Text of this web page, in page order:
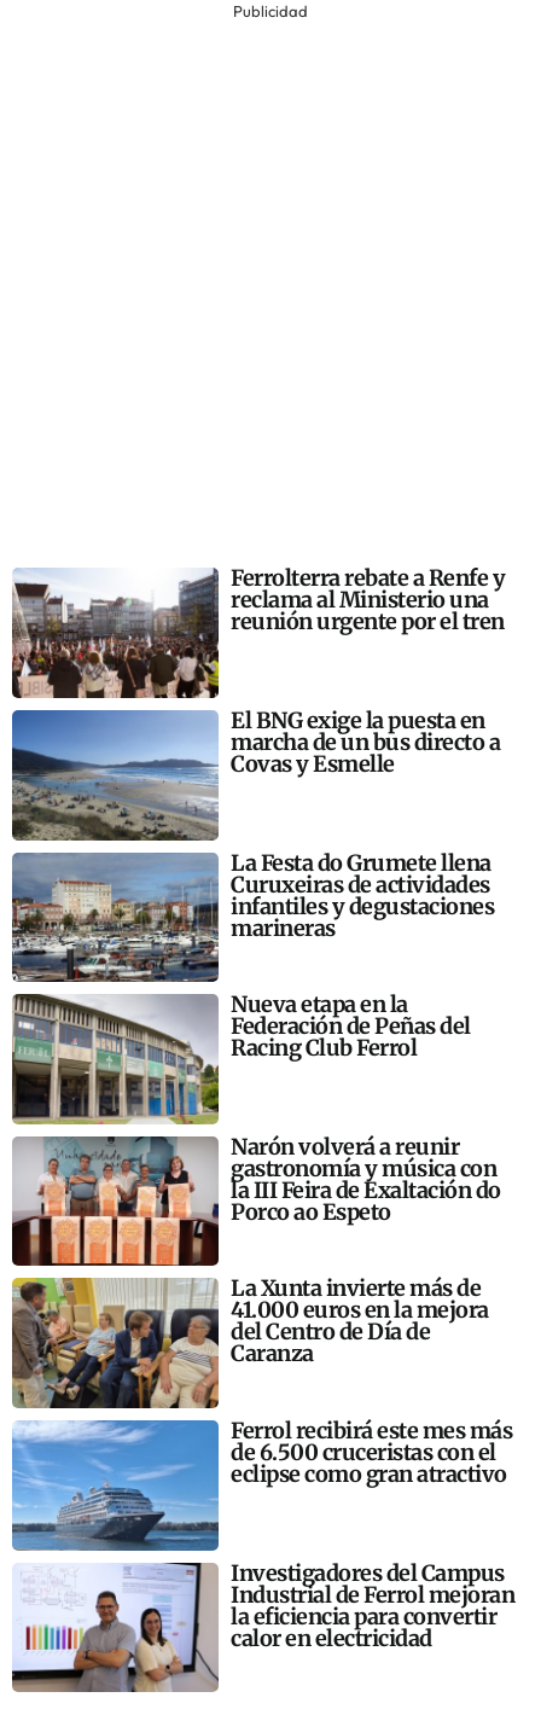
Publicidad
Ferrolterra rebate a Renfe y
reclama al Ministerio una
reunión urgente por el tren
El BNG exige la puesta en
marcha de un bus directo a
Covas y Esmelle
La Festa do Grumete llena
Curuxeiras de actividades
infantiles y degustaciones
marineras
Nueva etapa en la
Federación de Peñas del
Racing Club Ferrol
Narón volverá a reunir
gastronomía y música con
la III Feira de Exaltación do
Porco ao Espeto
La Xunta invierte más de
41.000 euros en la mejora
del Centro de Día de
Caranza
Ferrol recibirá este mes más
de 6.500 cruceristas con el
eclipse como gran atractivo
Investigadores del Campus
Industrial de Ferrol mejoran
la eficiencia para convertir
calor en electricidad